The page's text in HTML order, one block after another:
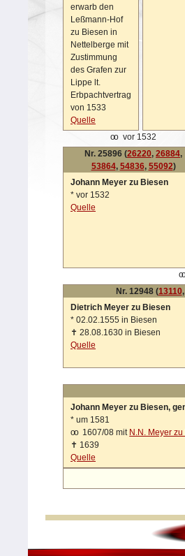
erwarb den
Leßmann-Hof
zu Biesen in
Nettelberge mit
Zustimmung
des Grafen zur
Lippe lt.
Erbpachtvertrag
von 1533
Quelle
oo vor 1532
Nr. 25896 (26220, 26884,
53864, 54836, 55092)
Johann Meyer zu Biesen
* vor 1532
Quelle
oo
Nr. 12948 (13110,
Dietrich Meyer zu Biesen
* 02.02.1555 in Biesen
✝ 28.08.1630 in Biesen
Quelle
Johann Meyer zu Biesen,
* um 1581
oo
1607/08 mit N.N. Meyer zu
✝ 1639
Quelle